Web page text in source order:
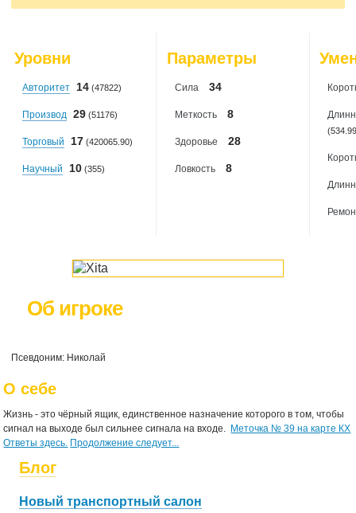
2026-08-07
Уровни
Авторитет 14 (47822)
Производ 29 (51176)
Торговый 17 (420065.90)
Научный 10 (355)
Параметры
Сила 34
Меткость 8
Здоровье 28
Ловкость 8
Об игроке
Псевдоним: Николай
О себе
Жизнь - это чёрный ящик, единственное назначение которого в том, чтобы
сигнал на выходе был сильнее сигнала на входе. Меточка № 39 на карте КХ
Ответы здесь. Продолжение следует...
Блог
Новый транспортный салон